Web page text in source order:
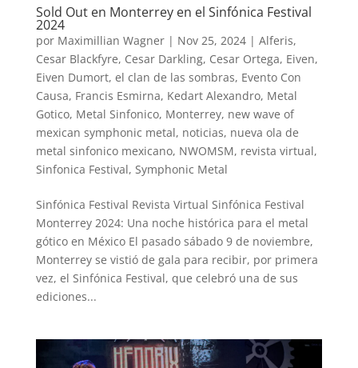
Sold Out en Monterrey en el Sinfónica Festival
2024
por Maximillian Wagner| Nov 25, 2024| Alferis,
Cesar Blackfyre, Cesar Darkling, Cesar Ortega, Eiven,
Eiven Dumort, el clan de las sombras, Evento Con
Causa, Francis Esmirna, Kedart Alexandro, Metal
Gotico, Metal Sinfonico, Monterrey, new wave of
mexican symphonic metal, noticias, nueva ola de
metal sinfonico mexicano, NWOMSM, revista virtual,
Sinfonica Festival, Symphonic Metal
Sinfónica Festival Revista Virtual Sinfónica Festival
Monterrey 2024: Una noche histórica para el metal
gótico en México El pasado sábado 9 de noviembre,
Monterrey se vistió de gala para recibir, por primera
vez, el Sinfónica Festival, que celebró una de sus
ediciones...